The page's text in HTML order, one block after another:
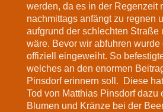
werden, da es in der Regenzeit
nachmittags anfängt zu regnen
aufgrund der schlechten Straße
wäre. Bevor wir abfuhren wurde
offiziell eingeweiht. So
welches an den enormen
Pinsdorf erinnern soll. Diese
Tod von Matthias Pinsdorf dazu
Blumen und Kränze bei der